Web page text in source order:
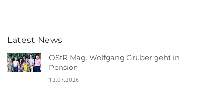
Latest News
OStR Mag. Wolfgang Gruber geht in
Pension
13.07.2026